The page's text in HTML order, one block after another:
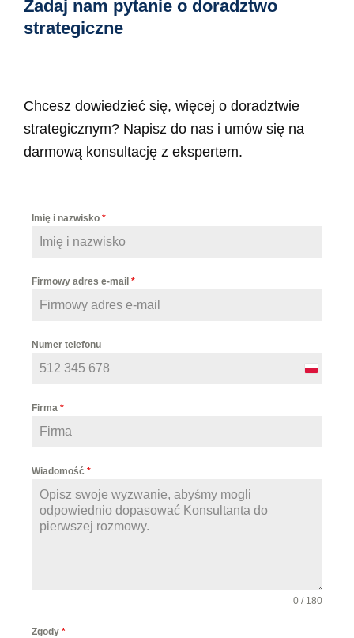
Zadaj nam pytanie o doradztwo
strategiczne
Chcesz dowiedzieć się, więcej o doradztwie
strategicznym? Napisz do nas i umów się na
darmową konsultację z ekspertem.
Imię i nazwisko *
Firmowy adres e-mail *
Numer telefonu
P
Firma *
Wiadomość *
0 / 180
Zgody *